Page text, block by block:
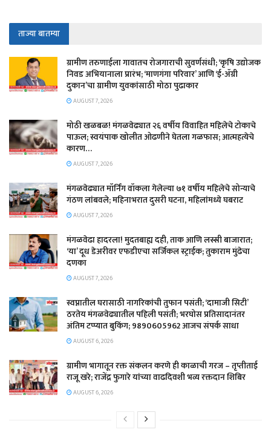
ताज्या बातम्या
​ग्रामीण तरुणाईला गावातच रोजगाराची सुवर्णसंधी; ‘कृषि उद्योजक
निवड अभियानाला प्रारंभ; ‘माणगंगा परिवार’ आणि ‘ई-ॲग्री
दुकान’चा ग्रामीण युवकांसाठी मोठा पुढाकार
AUGUST 7, 2026
मोठी खळबळ! मंगळवेढ्यात २६ वर्षीय विवाहित महिलेचे टोकाचे
पाऊल; स्वयंपाक खोलीत ओढणीने घेतला गळफास; आत्महत्येचे
कारण…
AUGUST 7, 2026
मंगळवेढ्यात मॉर्निंग वॉकला गेलेल्या ७१ वर्षीय महिलेचे सोन्याचे
गंठण लांबवले; महिनाभरात दुसरी घटना, महिलांमध्ये घबराट
AUGUST 7, 2026
​मंगळवेढा हादरला! मुदतबाह्य दही, ताक आणि लस्सी बाजारात;
‘या’ दूध डेअरीवर एफडीएचा सर्जिकल स्ट्राईक; ​तुकाराम मुंढेचा
दणका
AUGUST 7, 2026
स्वप्नातील घरासाठी नागरिकांची तुफान पसंती; ‘दामाजी सिटी’
ठरतेय मंगळवेढ्यातील पहिली पसंती; भरघोस प्रतिसादानंतर
अंतिम टप्प्यात बुकिंग; 9890605962 आजच संपर्क साधा
AUGUST 6, 2026
ग्रामीण भागातून रक्त संकलन करणे ही काळाची गरज – तृप्तीताई
राजू खरे; राजेंद्र फुगारे यांच्या वाढदिवशी भव्य रक्तदान शिबिर
AUGUST 6, 2026